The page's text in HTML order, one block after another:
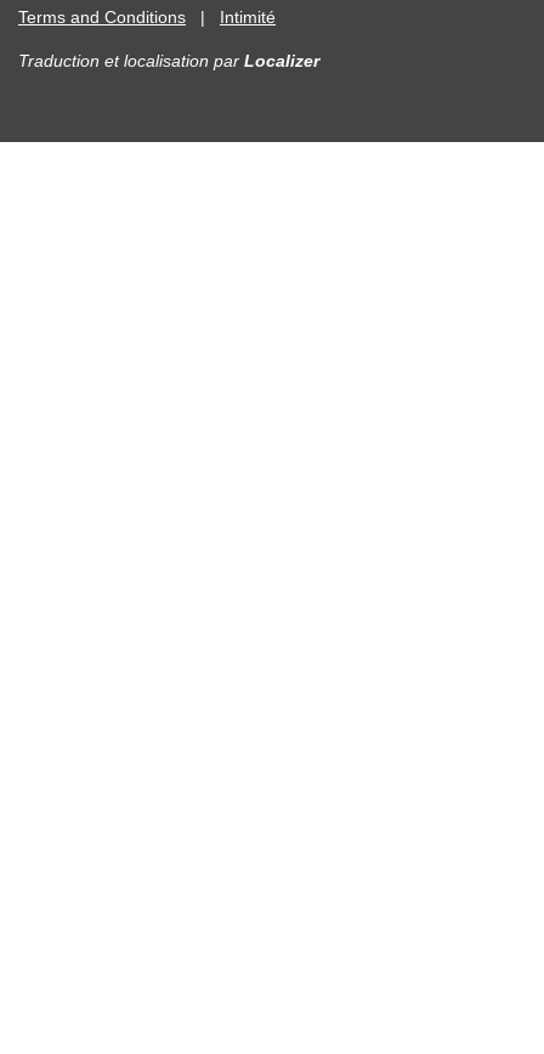
Terms and Conditions | Intimité
Traduction et localisation par Localizer